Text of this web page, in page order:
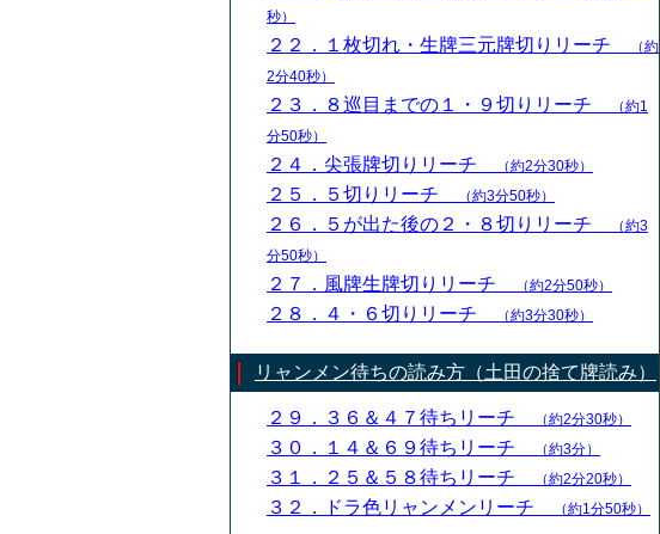
秒）
２２．１枚切れ・生牌三元牌切りリーチ
（約
2分40秒）
２３．８巡目までの１・９切りリーチ
（約1
分50秒）
２４．尖張牌切りリーチ （約2分30秒）
２５．５切りリーチ （約3分50秒）
２６．５が出た後の２・８切りリーチ
（約3
分50秒）
２７．風牌生牌切りリーチ （約2分50秒）
２８．４・６切りリーチ （約3分30秒）
リャンメン待ちの読み方（土田の捨て牌読み）
２９．３６＆４７待ちリーチ （約2分30秒）
３０．１４＆６９待ちリーチ （約3分）
３１．２５＆５８待ちリーチ （約2分20秒）
３２．ドラ色リャンメンリーチ （約1分50秒）